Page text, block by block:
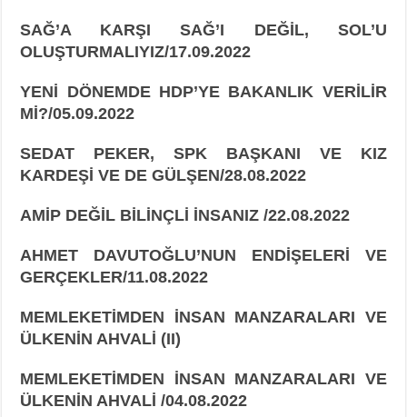
SAĞ’A KARŞI SAĞ’I DEĞİL, SOL’U
OLUŞTURMALIYIZ/17.09.2022
YENİ DÖNEMDE HDP’YE BAKANLIK VERİLİR
Mİ?/05.09.2022
SEDAT PEKER, SPK BAŞKANI VE KIZ
KARDEŞİ VE DE GÜLŞEN/28.08.2022
AMİP DEĞİL BİLİNÇLİ İNSANIZ /22.08.2022
AHMET DAVUTOĞLU’NUN ENDİŞELERİ VE
GERÇEKLER/11.08.2022
MEMLEKETİMDEN İNSAN MANZARALARI VE
ÜLKENİN AHVALİ (II)
MEMLEKETİMDEN İNSAN MANZARALARI VE
ÜLKENİN AHVALİ /04.08.2022